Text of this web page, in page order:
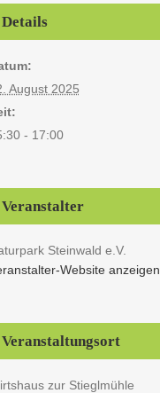
Details
August 2025
- 17:00
Veranstalter
Steinwald e.V.
Website anzeigen
Veranstaltungsort
zur Stieglmühle